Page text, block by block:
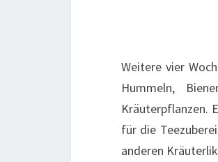
Weitere vier
Hummeln,
Kräuterpflanzen.
für die
anderen